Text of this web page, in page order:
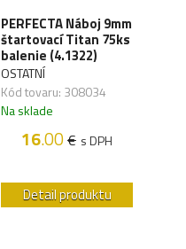
PERFECTA Náboj 9mm
štartovací Titan 75ks
balenie (4.1322)
OSTATNÍ
Kód tovaru: 308034
Na sklade
16.00€ s DPH
Detail produktu